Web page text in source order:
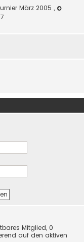
März 2005 ,
Mitglied, 0
auf den aktiven